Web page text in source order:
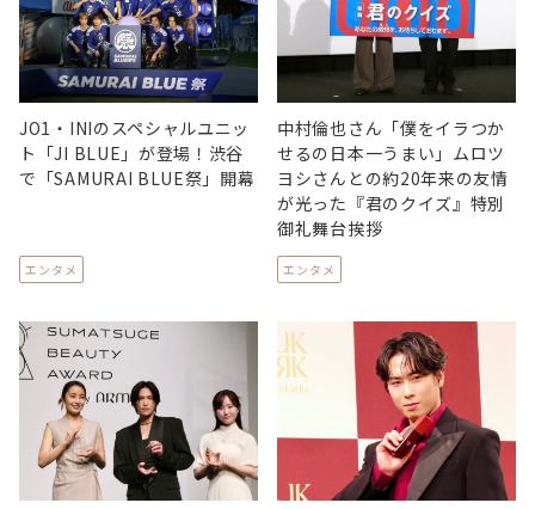
JO1・INIのスペシャルユニッ
ト「JI BLUE」が登場！渋谷
で「SAMURAI BLUE祭」開幕
エンタメ
中村倫也さん「僕をイラつか
せるの日本一うまい」ムロツ
ヨシさんとの約20年来の友情
が光った『君のクイズ』特別
御礼舞台挨拶
エンタメ